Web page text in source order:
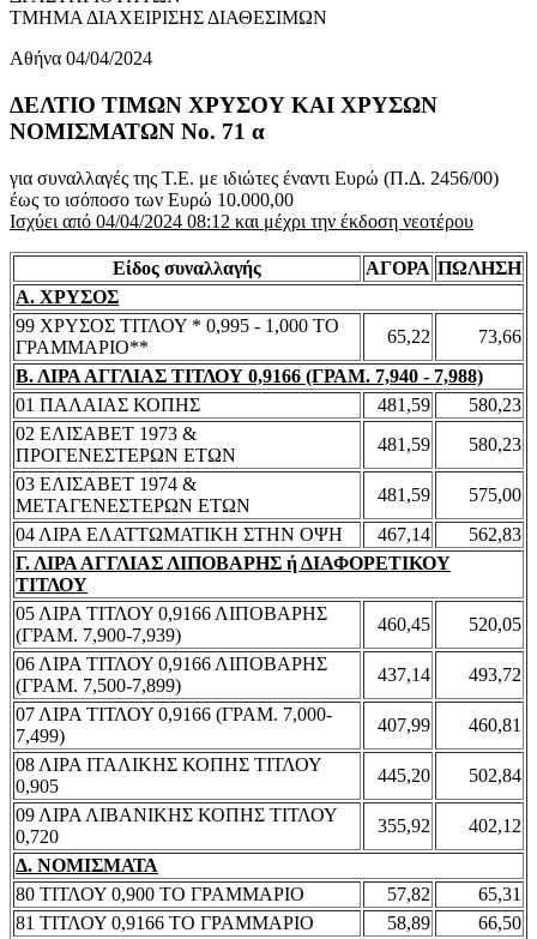
ΤΜΗΜΑ ΔΙΑΧΕΙΡΙΣΗΣ ΔΙΑΘΕΣΙΜΩΝ
Αθήνα 04/04/2024
ΔΕΛΤΙΟ ΤΙΜΩΝ ΧΡΥΣΟΥ ΚΑΙ ΧΡΥΣΩΝ
ΝΟΜΙΣΜΑΤΩΝ No. 71 α
για συναλλαγές της Τ.Ε. με ιδιώτες έναντι Ευρώ (Π.Δ. 2456/00)
έως το ισόποσο των Ευρώ 10.000,00
Ισχύει από 04/04/2024 08:12 και μέχρι την έκδοση νεοτέρου
Είδος συναλλαγής ΑΓΟΡΑ ΠΩΛΗΣΗ
Α. ΧΡΥΣΟΣ
99 ΧΡΥΣΟΣ ΤΙΤΛΟΥ * 0,995 - 1,000 ΤΟ
ΓΡΑΜΜΑΡΙΟ**
65,22
73,66
Β. ΛΙΡΑ ΑΓΓΛΙΑΣ ΤΙΤΛΟΥ 0,9166 (ΓΡΑΜ. 7,940 - 7,988)
01 ΠΑΛΑΙΑΣ ΚΟΠΗΣ
481,59
580,23
02 ΕΛΙΣΑΒΕΤ 1973 &
ΠΡΟΓΕΝΕΣΤΕΡΩΝ ΕΤΩΝ
481,59
580,23
03 ΕΛΙΣΑΒΕΤ 1974 &
ΜΕΤΑΓΕΝΕΣΤΕΡΩΝ ΕΤΩΝ
481,59
575,00
04 ΛΙΡΑ ΕΛΑΤΤΩΜΑΤΙΚΗ ΣΤΗΝ ΟΨΗ
467,14
562,83
Γ. ΛΙΡΑ ΑΓΓΛΙΑΣ ΛΙΠΟΒΑΡΗΣ ή ΔΙΑΦΟΡΕΤΙΚΟΥ
ΤΙΤΛΟΥ
05 ΛΙΡΑ ΤΙΤΛΟΥ 0,9166 ΛΙΠΟΒΑΡΗΣ
(ΓΡΑΜ. 7,900-7,939)
460,45
520,05
06 ΛΙΡΑ ΤΙΤΛΟΥ 0,9166 ΛΙΠΟΒΑΡΗΣ
(ΓΡΑΜ. 7,500-7,899)
437,14
493,72
07 ΛΙΡΑ ΤΙΤΛΟΥ 0,9166 (ΓΡΑΜ. 7,000-
7,499)
407,99
460,81
08 ΛΙΡΑ ΙΤΑΛΙΚΗΣ ΚΟΠΗΣ ΤΙΤΛΟΥ
0,905
445,20
502,84
09 ΛΙΡΑ ΛΙΒΑΝΙΚΗΣ ΚΟΠΗΣ ΤΙΤΛΟΥ
0,720
355,92
402,12
Δ. ΝΟΜΙΣΜΑΤΑ
80 ΤΙΤΛΟΥ 0,900 ΤΟ ΓΡΑΜΜΑΡΙΟ
57,82
65,31
81 ΤΙΤΛΟΥ 0,9166 ΤΟ ΓΡΑΜΜΑΡΙΟ
58,89
66,50